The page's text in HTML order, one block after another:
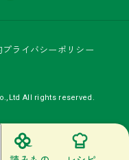
プライバシーポリシー
All rights reserved.